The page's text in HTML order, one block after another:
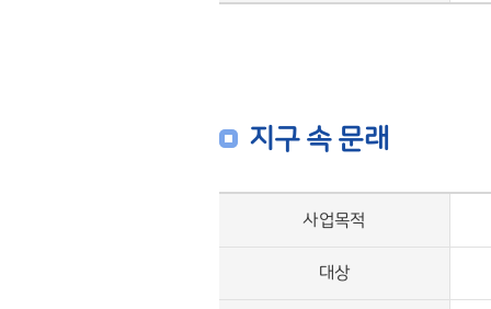
지구 속 문래
사업목적
대상